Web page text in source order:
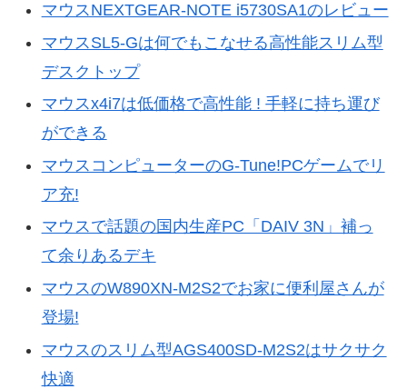
マウスNEXTGEAR-NOTE i5730SA1のレビュー
マウスSL5-Gは何でもこなせる高性能スリム型
デスクトップ
マウスx4i7は低価格で高性能 ! 手軽に持ち運び
ができる
マウスコンピューターのG-Tune!PCゲームでリ
ア充!
マウスで話題の国内生産PC「DAIV 3N」補っ
て余りあるデキ
マウスのW890XN-M2S2でお家に便利屋さんが
登場!
マウスのスリム型AGS400SD-M2S2はサクサク
快適